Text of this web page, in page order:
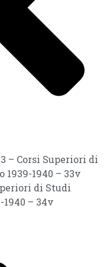
– Corsi Superiori di
1940 – 33v
di Studi
– 34v